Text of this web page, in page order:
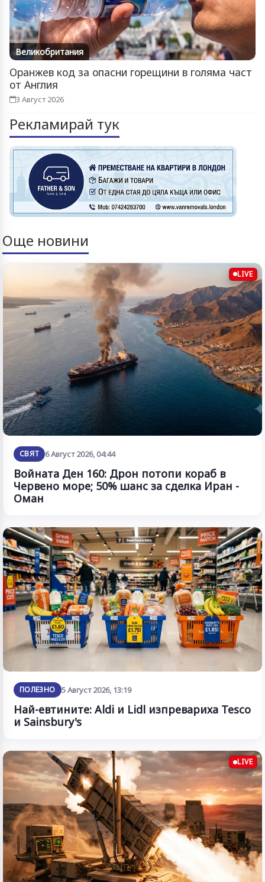
Великобритания
Оранжев код за опасни горещини в голяма част
от Англия
3 Август 2026
Рекламирай тук
Още новини
LIVE
СВЯТ 6 Август 2026, 04:44
Войната Ден 160: Дрон потопи кораб в
Червено море; 50% шанс за сделка Иран -
Оман
ПОЛЕЗНО 5 Август 2026, 13:19
Най-евтините: Aldi и Lidl изпревариха Tesco
и Sainsbury's
LIVE